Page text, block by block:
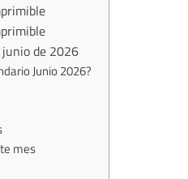
de 2026
Junio ​​2026?
mes